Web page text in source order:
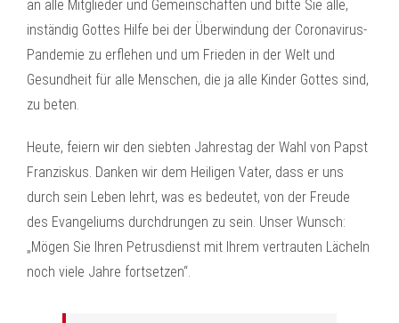
an alle Mitglieder und Gemeinschaften und bitte Sie alle,
inständig Gottes Hilfe bei der Überwindung der Coronavirus-
Pandemie zu erflehen und um Frieden in der Welt und
Gesundheit für alle Menschen, die ja alle Kinder Gottes sind,
zu beten.
Heute, feiern wir den siebten Jahrestag der Wahl von Papst
Franziskus. Danken wir dem Heiligen Vater, dass er uns
durch sein Leben lehrt, was es bedeutet, von der Freude
des Evangeliums durchdrungen zu sein. Unser Wunsch:
„Mögen Sie Ihren Petrusdienst mit Ihrem vertrauten Lächeln
noch viele Jahre fortsetzen“.